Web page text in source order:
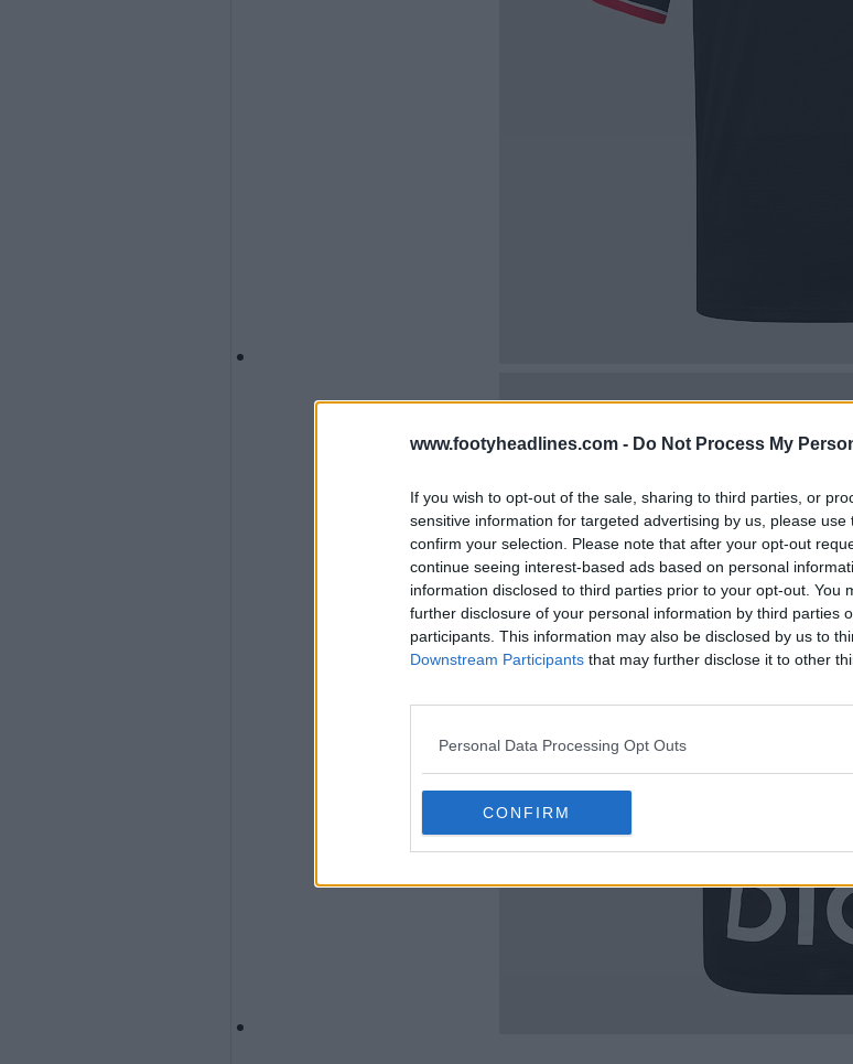
www.footyheadlines.com - Do Not Process My
If you wish to opt-out of the sale, sharing to third parties, or
sensitive information for targeted advertising by us, please
confirm your selection. Please note that after your opt-out
continue seeing interest-based ads based on personal
information disclosed to third parties prior to your opt-out. You
further disclosure of your personal information by third parties
participants. This information may also be disclosed by us to
Downstream Participants that may further disclose it to other
Personal Data Processing Opt Outs
CONFIRM